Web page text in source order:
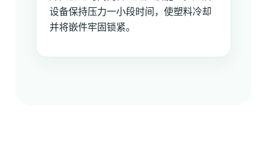
设备保持压力一小段时间，使塑料冷却
并将嵌件牢固锁紧。